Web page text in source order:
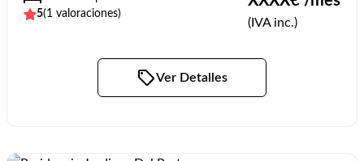
5(1 valoraciones)
(IVA inc.)
Ver Detalles